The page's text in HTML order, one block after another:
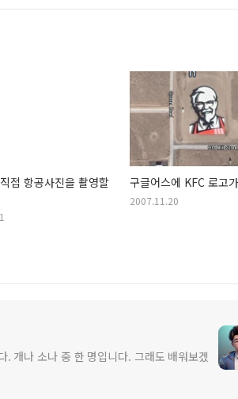
접 항공사진을 촬영할
구글어스에 KFC 로고
2007.11.20
. 개나 소나 중 한 명입니다. 그래도 배워보겠